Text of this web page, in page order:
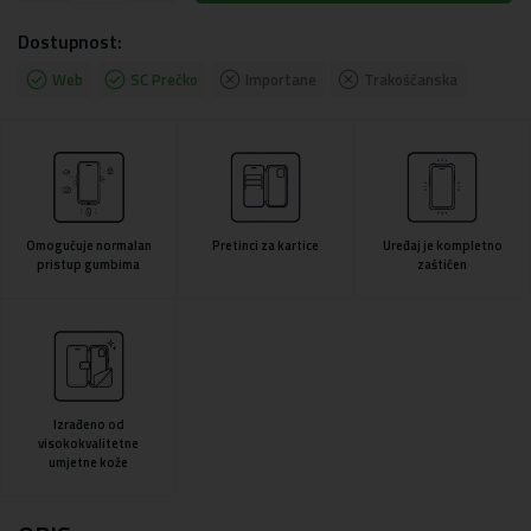
Dostupnost:
Web SC Prečko
Omogućuje normalan
pristup gumbima
Pretinci za kartice
Uređaj je kompletno
zaštićen
Izrađeno od
visokokvalitetne
umjetne kože